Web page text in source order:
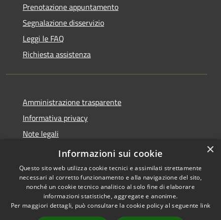
Prenotazione appuntamento
Segnalazione disservizio
Leggi le FAQ
Richiesta assistenza
Amministrazione trasparente
Informativa privacy
Note legali
Dichiarazione di accessibilità
Accessibilità
Copyright © 2026 • Comune di
Stezzano • Powered by
×
Informazioni sui cookie
Questo sito web utilizza cookie tecnici e assimilati strettamente
necessari al corretto funzionamento e alla navigazione del sito,
nonché un cookie tecnico analitico al solo fine di elaborare
informazioni statistiche, aggregate e anonime.
Per maggiori dettagli, può consultare la cookie policy al seguente link